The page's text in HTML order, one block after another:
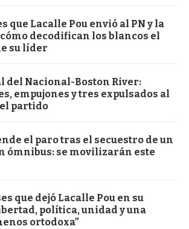
que Lacalle Pou envió al PN y la
decodifican los blancos el
su líder
del Nacional-Boston River:
empujones y tres expulsados al
partido
el paro tras el secuestro de un
ómnibus: se movilizarán este
que dejó Lacalle Pou en su
política, unidad y una
ortodoxa”